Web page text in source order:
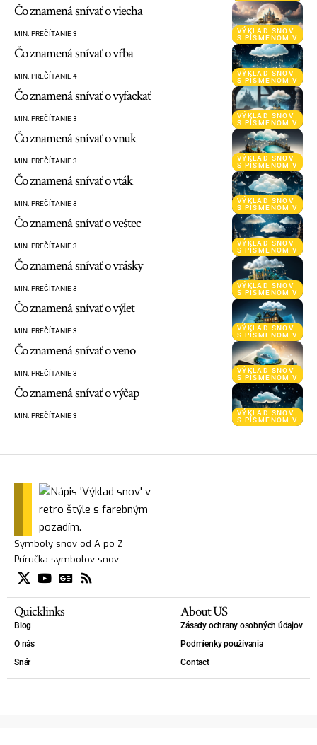
VÝKLAD SNOV
S PÍSMENOM V
Čo znamená snívať o viecha
MIN. PREČÍTANIE 3
VÝKLAD SNOV
S PÍSMENOM V
Čo znamená snívať o vŕba
MIN. PREČÍTANIE 4
VÝKLAD SNOV
S PÍSMENOM V
Čo znamená snívať o vyfackať
MIN. PREČÍTANIE 3
VÝKLAD SNOV
S PÍSMENOM V
Čo znamená snívať o vnuk
MIN. PREČÍTANIE 3
VÝKLAD SNOV
S PÍSMENOM V
Čo znamená snívať o vták
MIN. PREČÍTANIE 3
VÝKLAD SNOV
S PÍSMENOM V
Čo znamená snívať o veštec
MIN. PREČÍTANIE 3
VÝKLAD SNOV
S PÍSMENOM V
Čo znamená snívať o vrásky
MIN. PREČÍTANIE 3
VÝKLAD SNOV
S PÍSMENOM V
Čo znamená snívať o výlet
MIN. PREČÍTANIE 3
VÝKLAD SNOV
S PÍSMENOM V
Čo znamená snívať o veno
MIN. PREČÍTANIE 3
VÝKLAD SNOV
S PÍSMENOM V
Čo znamená snívať o výčap
MIN. PREČÍTANIE 3
Symboly snov od A po Z
Príručka symbolov snov
Quicklinks
Blog
O nás
Snár
About US
Zásady ochrany osobných údajov
Podmienky používania
Contact